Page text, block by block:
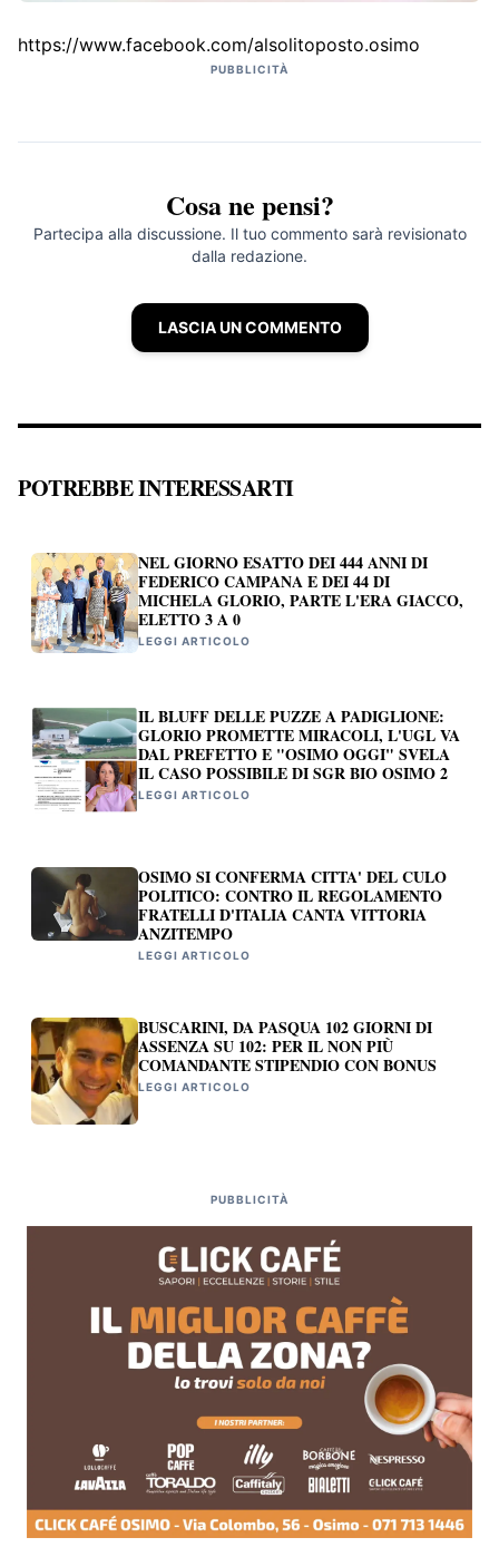
https://www.facebook.com/alsolitoposto.osimo
PUBBLICITÀ
Cosa ne pensi?
Partecipa alla discussione. Il tuo commento sarà revisionato
dalla redazione.
LASCIA UN COMMENTO
POTREBBE INTERESSARTI
NEL GIORNO ESATTO DEI 444 ANNI DI
FEDERICO CAMPANA E DEI 44 DI
MICHELA GLORIO, PARTE L'ERA GIACCO,
ELETTO 3 A 0
LEGGI ARTICOLO
IL BLUFF DELLE PUZZE A PADIGLIONE:
GLORIO PROMETTE MIRACOLI, L'UGL VA
DAL PREFETTO E "OSIMO OGGI" SVELA
IL CASO POSSIBILE DI SGR BIO OSIMO 2
LEGGI ARTICOLO
OSIMO SI CONFERMA CITTA' DEL CULO
POLITICO: CONTRO IL REGOLAMENTO
FRATELLI D'ITALIA CANTA VITTORIA
ANZITEMPO
LEGGI ARTICOLO
BUSCARINI, DA PASQUA 102 GIORNI DI
ASSENZA SU 102: PER IL NON PIÙ
COMANDANTE STIPENDIO CON BONUS
LEGGI ARTICOLO
PUBBLICITÀ